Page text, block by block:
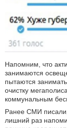
Напомним, что
занимаются
пытаются
очистку
коммунальным
Ранее СМИ писали,
лишний раз